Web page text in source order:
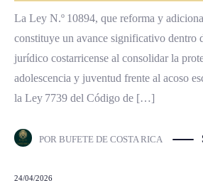
La Ley N.º 10894, que reforma y
constituye un avance significativo dentro
jurídico costarricense al consolidar la
adolescencia y juventud frente al acoso
la Ley 7739 del Código de […]
POR BUFETE DE COSTA RICA
24/04/2026